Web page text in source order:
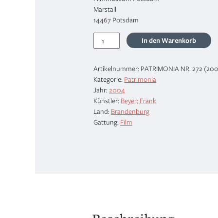
Marstall
14467 Potsdam
Archiv
Regisseurs
Frank
Beyer
Menge
In den Warenkorb
Artikelnummer: PATRIMONIA NR. 272
Kategorie: Patrimonia
Jahr: 2004
Künstler: Beyer; Frank
Land: Brandenburg
Gattung: Film